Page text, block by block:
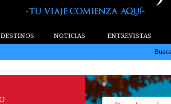
DESTINOS NOTICIAS ENTREVISTAS